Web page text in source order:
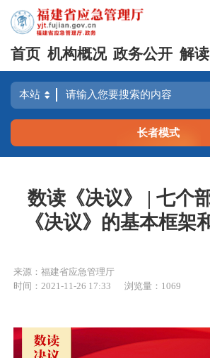
首页 机构概况 政务公开 解
长者模式
数读《决议》 | 七个
《决议》的基本框架
来源：福建省应急管理厅
时间：2021-11-26 17:33
浏览量：1069